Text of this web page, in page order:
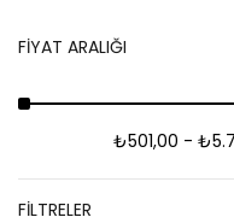
FIYAT ARALIĞI
₺501,00 -
FILTRELER